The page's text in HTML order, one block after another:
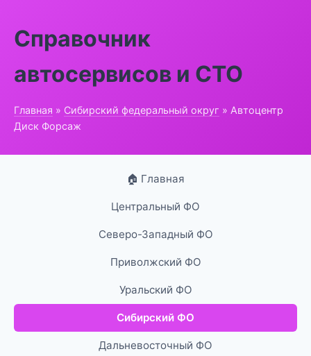
Справочник
автосервисов и СТО
Главная » Сибирский федеральный округ » Автоцентр
Диск Форсаж
🏠 Главная
Центральный ФО
Северо-Западный ФО
Приволжский ФО
Уральский ФО
Сибирский ФО
Дальневосточный ФО